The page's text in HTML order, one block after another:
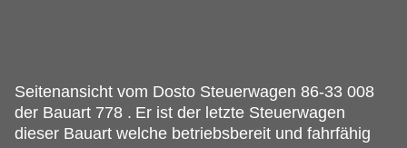
Seitenansicht vom Dosto Steuerwagen 86-33 008
der Bauart 778 . Er ist der letzte Steuerwagen
dieser Bauart welche betriebsbereit und fahrfähig